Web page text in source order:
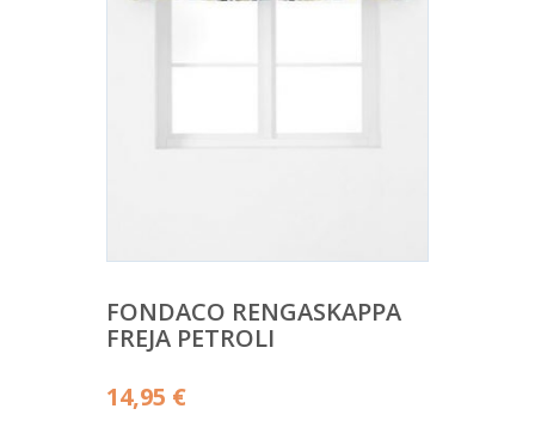
FONDACO RENGASKAPPA
FREJA PETROLI
14,95 €